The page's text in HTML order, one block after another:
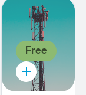
Free